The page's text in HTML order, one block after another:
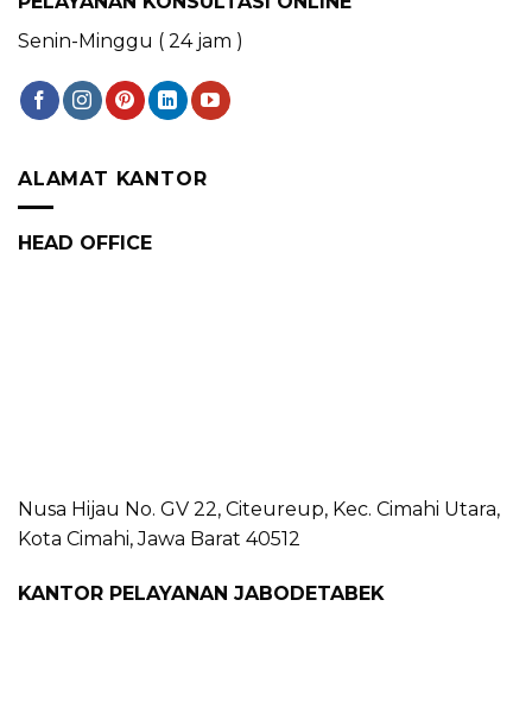
Senin-Minggu ( 24 jam )
ALAMAT KANTOR
HEAD OFFICE
Nusa Hijau No. GV 22, Citeureup, Kec. Cimahi Utara,
Kota Cimahi, Jawa Barat 40512
KANTOR PELAYANAN JABODETABEK